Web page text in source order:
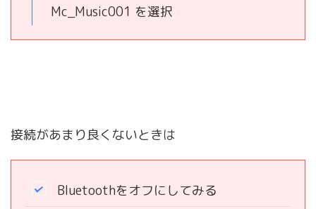
Mc_Music001 を選択
接続があまり良くないときは
Bluetoothをオフにしてみる